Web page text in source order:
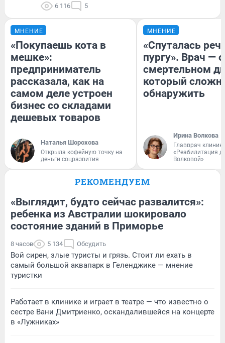
6 116 5
МНЕНИЕ
«Покупаешь кота в
мешке»:
предприниматель
рассказала, как на
самом деле устроен
бизнес со складами
дешевых товаров
Наталья Шорохова
Открыла кофейную точку на
деньги соцразвития
МНЕНИЕ
«Спуталась
пургу». Врач — о
смертельном
который
обнаружить
Ирина Волкова
Главврач
«Реабилитация
Волковой»
РЕКОМЕНДУЕМ
«Выглядит, будто сейчас развалится»:
ребенка из Австралии шокировало
состояние зданий в Приморье
8 часов 5 134 Обсудить
Вой сирен, злые туристы и грязь. Стоит ли ехать в
самый большой аквапарк в Геленджике — мнение
туристки
Работает в клинике и играет в театре — что известно о
сестре Вани Дмитриенко, оскандалившейся на концерте
в «Лужниках»